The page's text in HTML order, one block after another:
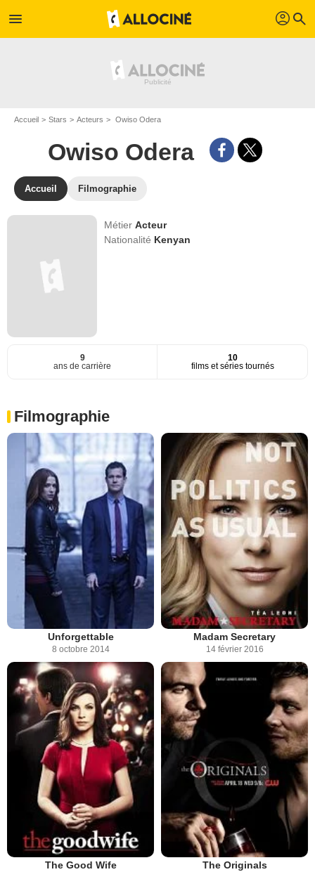
menu profil search
Accueil Stars Acteurs Owiso Odera
Owiso Odera
Accueil Filmographie
MétierActeur
Nationalité Kenyan
9
ans de carrière
10
films et séries tournés
Filmographie
Unforgettable
8 octobre 2014
Madam Secretary
14 février 2016
The Good Wife The Originals